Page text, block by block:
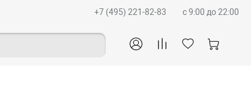
+7 (495) 221-82-83 c 9:00 до 22:00